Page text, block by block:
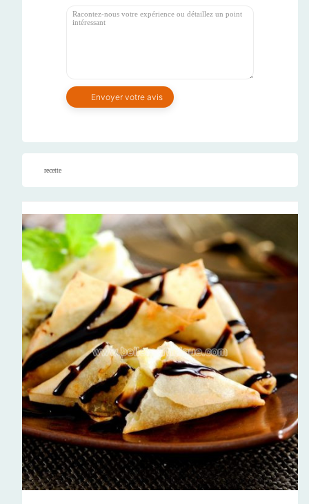
recette